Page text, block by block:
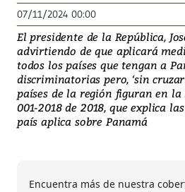
07/11/2024 00:00
El presidente de la República,
advirtiendo de que aplicará
todos los países que tengan a
discriminatorias pero, ‘sin
países de la región figuran en la
001-2018 de 2018, que explica
país aplica sobre Panamá
Encuentra más de nuestra